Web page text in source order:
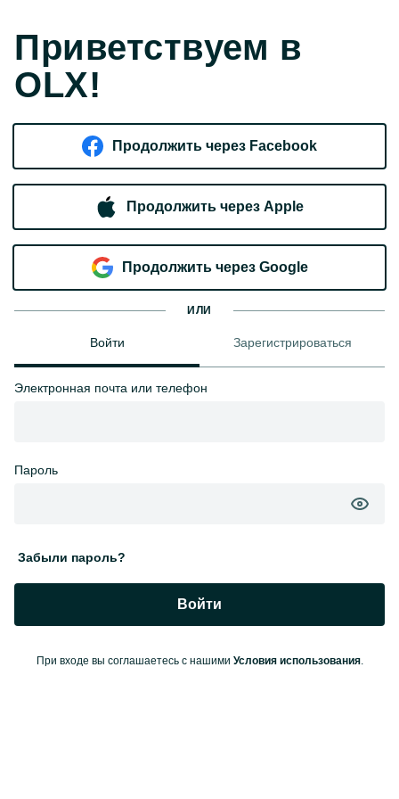
Приветствуем в
OLX!
Продолжить через Facebook
Продолжить через Apple
Продолжить через Google
ИЛИ
Войти Зарегистрироваться
Электронная почта или телефон
Пароль
Забыли пароль?
Войти
При входе вы соглашаетесь с нашими Условия использования.